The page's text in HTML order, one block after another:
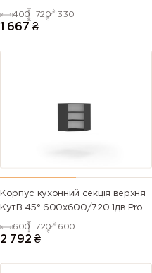
400 720 330
1 667 ₴
Корпус кухонний секцiя верхня
КутВ 45° 600х600/720 1дв Pro
600 720 600
2 792 ₴